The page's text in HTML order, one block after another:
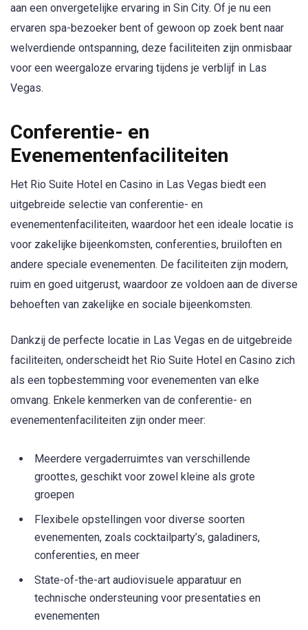
aan een onvergetelijke ervaring in Sin City. Of je nu een
ervaren spa-bezoeker bent of gewoon op zoek bent naar
welverdiende ontspanning, deze faciliteiten zijn onmisbaar
voor een weergaloze ervaring tijdens je verblijf in Las
Vegas.
Conferentie- en
Evenementenfaciliteiten
Het Rio Suite Hotel en Casino in Las Vegas biedt een
uitgebreide selectie van conferentie- en
evenementenfaciliteiten, waardoor het een ideale locatie is
voor zakelijke bijeenkomsten, conferenties, bruiloften en
andere speciale evenementen. De faciliteiten zijn modern,
ruim en goed uitgerust, waardoor ze voldoen aan de diverse
behoeften van zakelijke en sociale bijeenkomsten.
Dankzij de perfecte locatie in Las Vegas en de uitgebreide
faciliteiten, onderscheidt het Rio Suite Hotel en Casino zich
als een topbestemming voor evenementen van elke
omvang. Enkele kenmerken van de conferentie- en
evenementenfaciliteiten zijn onder meer:
Meerdere vergaderruimtes van verschillende
groottes, geschikt voor zowel kleine als grote
groepen
Flexibele opstellingen voor diverse soorten
evenementen, zoals cocktailparty’s, galadiners,
conferenties, en meer
State-of-the-art audiovisuele apparatuur en
technische ondersteuning voor presentaties en
evenementen